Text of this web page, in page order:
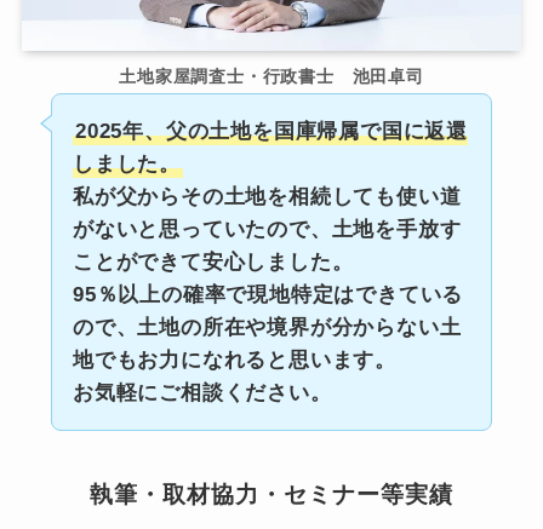
土地家屋調査士・行政書士 池田卓司
2025年、父の土地を国庫帰属で国に返還
しました。
私が父からその土地を相続しても使い道
がないと思っていたので、土地を手放す
ことができて安心しました。
95％以上の確率で現地特定はできている
ので、土地の所在や境界が分からない土
地でもお力になれると思います。
お気軽にご相談ください。
執筆・取材協力・セミナー等実績